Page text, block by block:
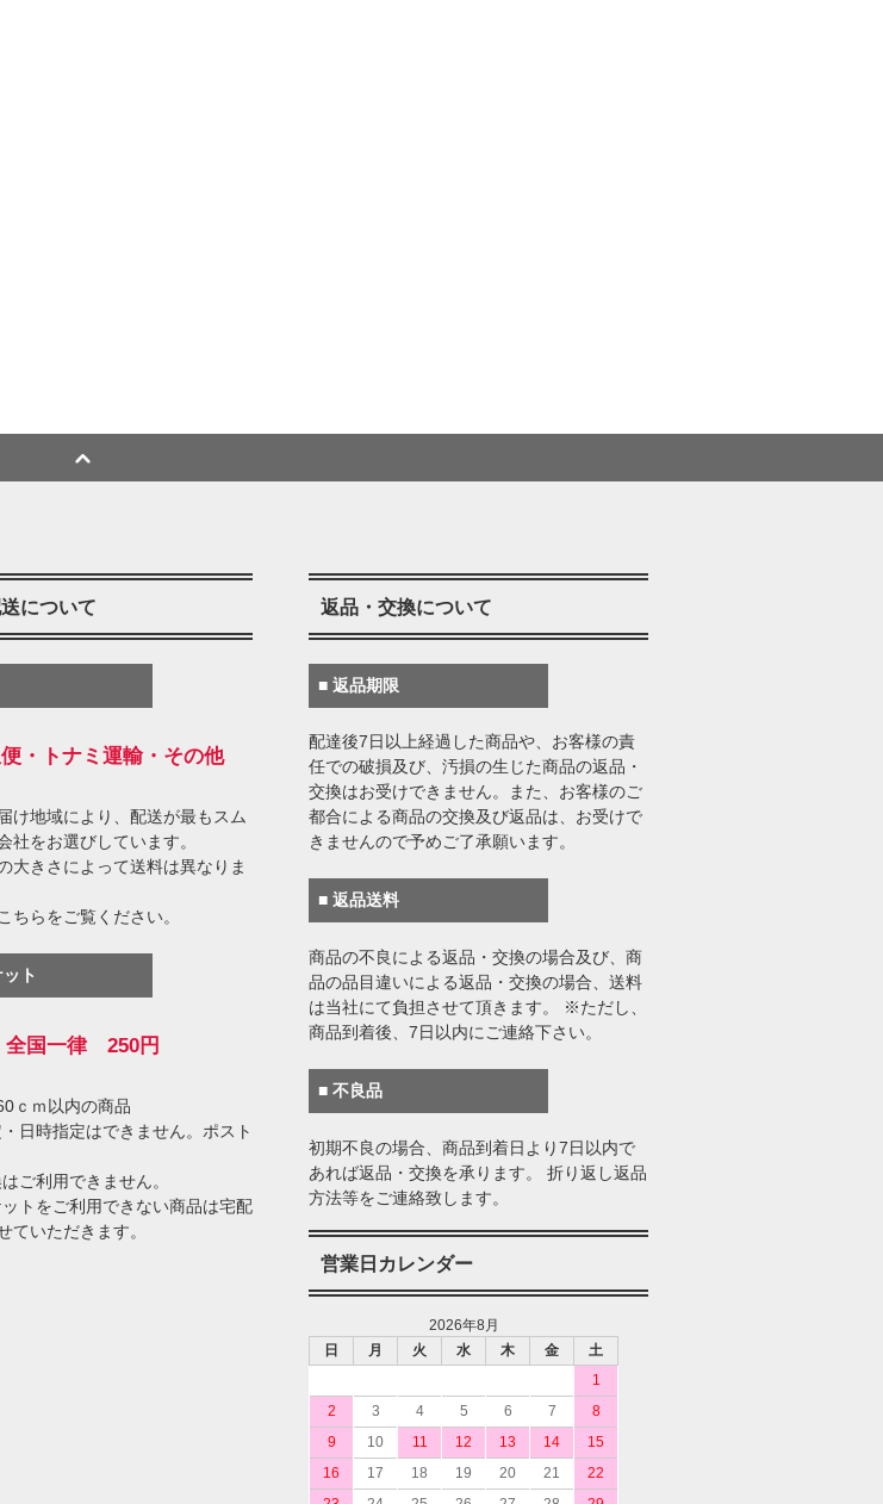
について
・トナミ運輸・その他
け地域により、配送が最もスム
社をお選びしています。
大きさによって送料は異なりま
ちらをご覧ください。
ト
全国一律 250円
ｃｍ以内の商品
日時指定はできません。ポスト
ご利用できません。
トをご利用できない商品は宅配
ていただきます。
返品・交換について
■ 返品期限
配達後7日以上経過した商品や、お客様の責
任での破損及び、汚損の生じた商品の返品・
交換はお受けできません。また、お客様のご
都合による商品の交換及び返品は、お受けで
きませんので予めご了承願います。
■ 返品送料
商品の不良による返品・交換の場合及び、商
品の品目違いによる返品・交換の場合、送料
は当社にて負担させて頂きます。 ※ただし、
商品到着後、7日以内にご連絡下さい。
■ 不良品
初期不良の場合、商品到着日より7日以内で
あれば返品・交換を承ります。 折り返し返品
方法等をご連絡致します。
営業日カレンダー
2026年8月
日
月 火 水 木 金
土
1
2
3 4 5 6 7
8
9
10 11 12 13 14
15
16
17 18 19 20 21
22